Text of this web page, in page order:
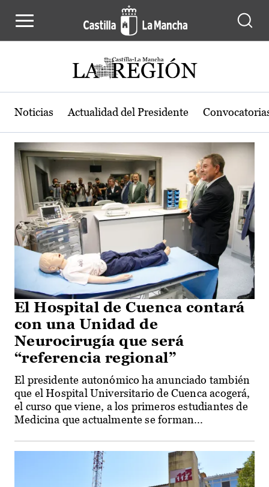
Actualidad de la región de Castilla-
Noticias Actualidad del Presidente
El Hospital de Cuenca contará
con una Unidad de
Neurocirugía que será
“referencia regional”
El presidente autonómico ha anunciado también
que el Hospital Universitario de Cuenca acogerá,
el curso que viene, a los primeros estudiantes de
Medicina que actualmente se forman...